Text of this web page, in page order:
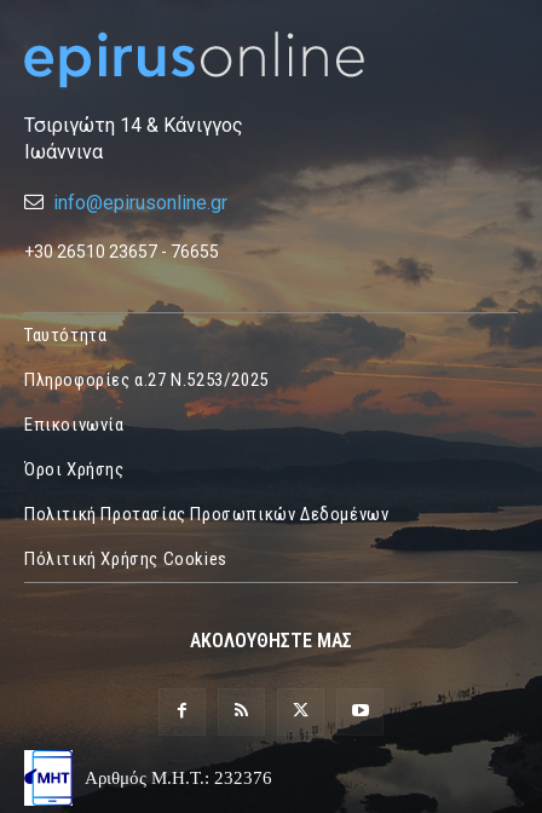
Τσιριγώτη 14 & Κάνιγγος
Ιωάννινα
info@epirusonline.gr
+30 26510 23657 - 76655
Ταυτότητα
Πληροφορίες α.27 Ν.5253/2025
Επικοινωνία
Όροι Χρήσης
Πολιτική Προτασίας Προσωπικών Δεδομένων
Πόλιτική Χρήσης Cookies
ΑΚΟΛΟΥΘΗΣΤΕ ΜΑΣ
Αριθμός Μ.Η.Τ.: 232376